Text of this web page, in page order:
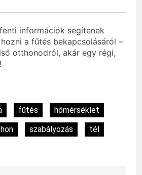
információk segítenek
a fűtés bekapcsolásáról –
otthonodról, akár egy régi,
fűtés
hőmérséklet
szabályozás
tél